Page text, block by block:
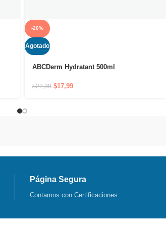
-20%
Agotado
ABCDerm Hydratant 500ml
$22,39 $17,99
Página Segura
Contamos con Certificaciones